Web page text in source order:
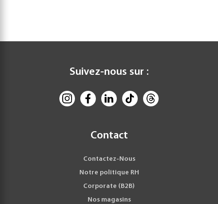
Suivez-nous sur :
Contact
Contactez-Nous
Notre politique RH
Corporate (B2B)
Nos magasins